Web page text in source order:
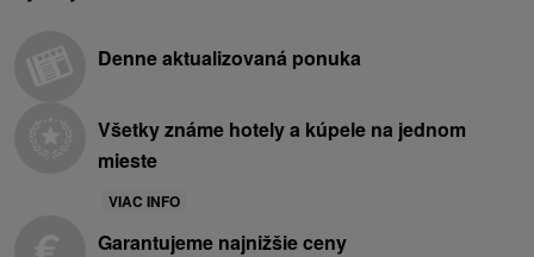
Denne aktualizovaná ponuka
Všetky známe hotely a kúpele na jednom
mieste
VIAC INFO
Garantujeme najnižšie ceny